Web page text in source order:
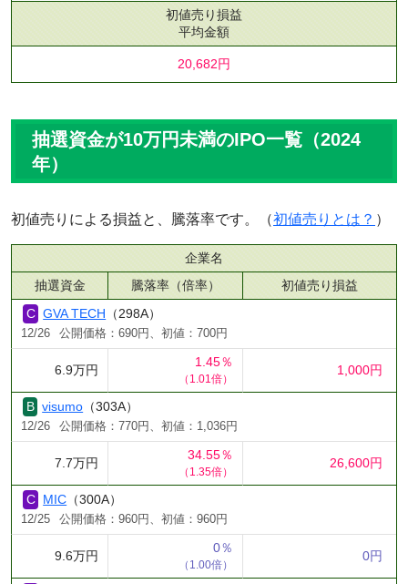
初値売り損益
平均金額
20,682円
抽選資金が10万円未満のIPO一覧（2024
年）
初値売りによる損益と、騰落率です。（初値売りとは？ ）
企業名
抽選資金
騰落率（倍率）
初値売り損益
GVA TECH （298A）
12/26 公開価格：690円、初値：700円
6.9万円
1.45％
（1.01倍）
1,000円
visumo （303A）
12/26 公開価格：770円、初値：1,036円
7.7万円
34.55％
（1.35倍）
26,600円
MIC （300A）
12/25 公開価格：960円、初値：960円
9.6万円
0％
（1.00倍）
0円